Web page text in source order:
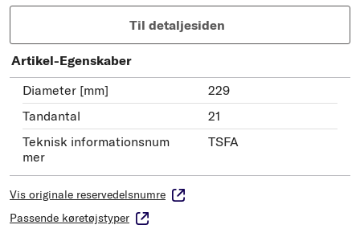
Til detaljesiden
Artikel-Egenskaber
Diameter [mm]
229
Tandantal
21
Teknisk informationsnum
mer
TSFA
Vis originale reservedelsnumre
Passende køretøjstyper